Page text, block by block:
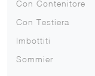
Con Contenitore
Con Testiera
Imbottiti
Sommier